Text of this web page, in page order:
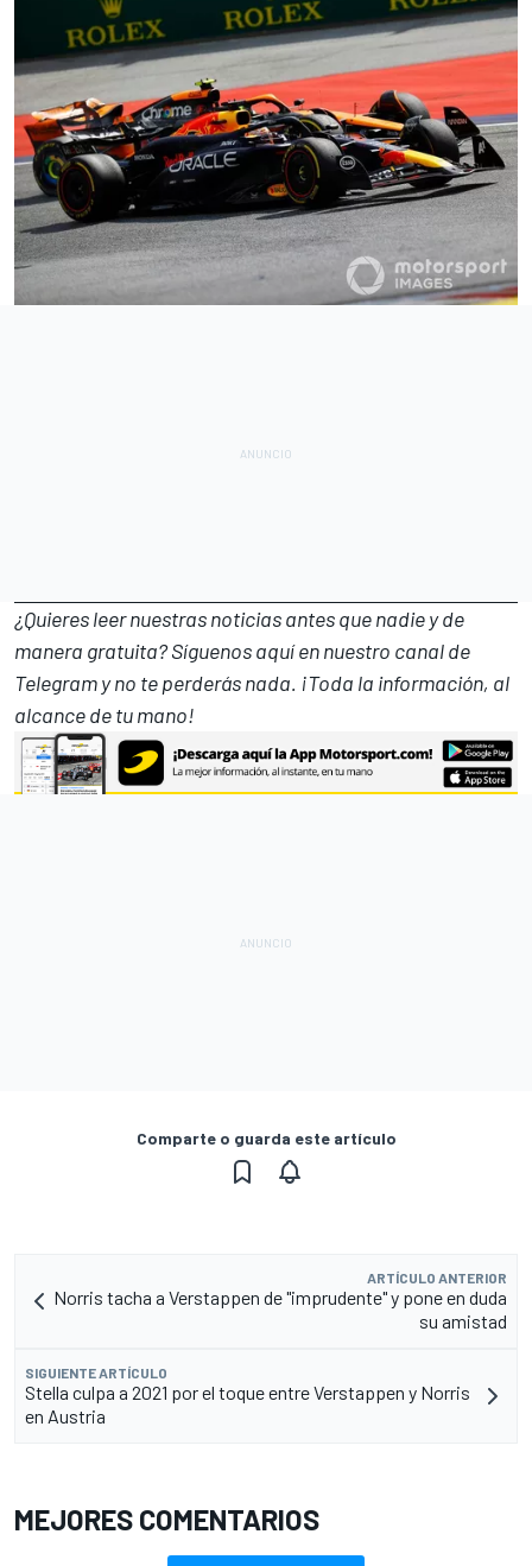
¿Quieres leer nuestras noticias antes que nadie y de
manera gratuita? Síguenosaquí en nuestro canal de
Telegramy no te perderás nada. ¡Toda la información, al
alcance de tu mano!
Comparte o guarda este artículo
ARTÍCULO ANTERIOR
Norris tacha a Verstappen de "imprudente" y pone en duda
su amistad
SIGUIENTE ARTÍCULO
Stella culpa a 2021 por el toque entre Verstappen y Norris
en Austria
MEJORES COMENTARIOS